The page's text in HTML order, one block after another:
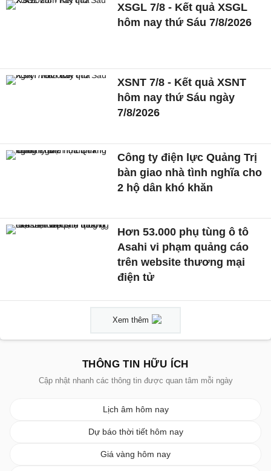
XSGL 7/8 - Kết quả XSGL
hôm nay thứ Sáu 7/8/2026
XSNT 7/8 - Kết quả XSNT
hôm nay thứ Sáu ngày
7/8/2026
Công ty điện lực Quảng Trị
bàn giao nhà tình nghĩa cho
2 hộ dân khó khăn
Hơn 53.000 phụ tùng ô tô
Asahi vi phạm quảng cáo
trên website thương mại
điện tử
Xem thêm
THÔNG TIN HỮU ÍCH
Cập nhật nhanh các thông tin được quan tâm mỗi ngày
Lịch âm hôm nay
Dự báo thời tiết hôm nay
Giá vàng hôm nay